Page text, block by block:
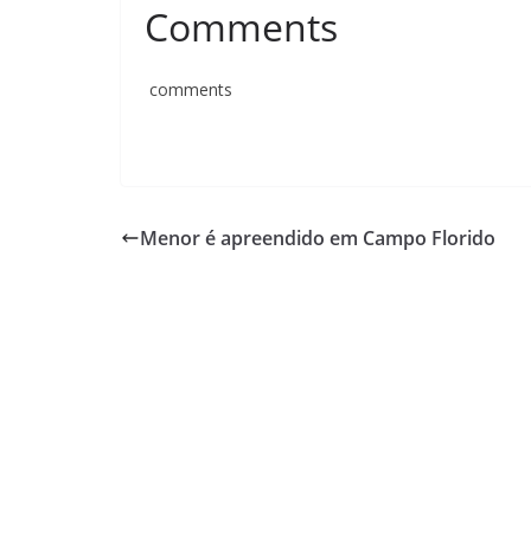
Comments
comments
Menor é apreendido em Campo Florido